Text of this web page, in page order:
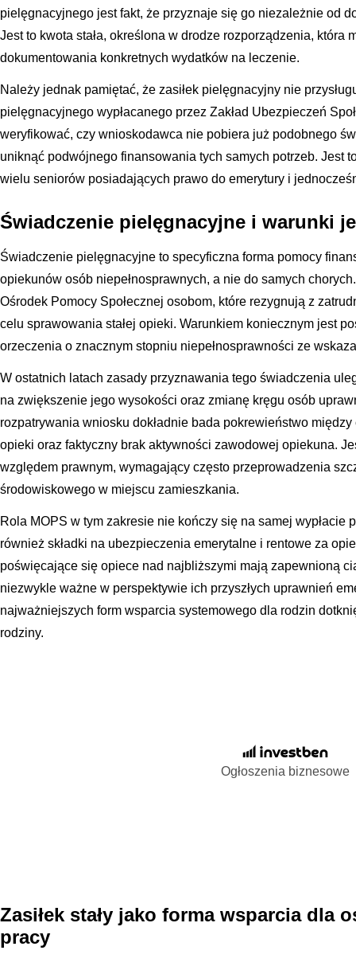
pielęgnacyjnego jest fakt, że przyznaje się go niezależnie od
Jest to kwota stała, określona w drodze rozporządzenia, która
dokumentowania konkretnych wydatków na leczenie.
Należy jednak pamiętać, że zasiłek pielęgnacyjny nie
pielęgnacyjnego wypłacanego przez Zakład Ubezpieczeń
weryfikować, czy wnioskodawca nie pobiera już podobnego
uniknąć podwójnego finansowania tych samych potrzeb. Jest
wielu seniorów posiadających prawo do emerytury i
Świadczenie pielęgnacyjne i warunki
Świadczenie pielęgnacyjne to specyficzna forma pomocy
opiekunów osób niepełnosprawnych, a nie do samych
Ośrodek Pomocy Społecznej osobom, które rezygnują z
celu sprawowania stałej opieki. Warunkiem koniecznym jest
orzeczenia o znacznym stopniu niepełnosprawności ze
W ostatnich latach zasady przyznawania tego świadczenia
na zwiększenie jego wysokości oraz zmianę kręgu osób
rozpatrywania wniosku dokładnie bada pokrewieństwo
opieki oraz faktyczny brak aktywności zawodowej opiekuna.
względem prawnym, wymagający często przeprowadzenia
środowiskowego w miejscu zamieszkania.
Rola MOPS w tym zakresie nie kończy się na samej wypłacie
również składki na ubezpieczenia emerytalne i rentowe za
poświęcające się opiece nad najbliższymi mają zapewnioną
niezwykle ważne w perspektywie ich przyszłych uprawnień
najważniejszych form wsparcia systemowego dla rodzin
rodziny.
Ogłoszenia biznesowe
Zasiłek stały jako forma wsparcia dla
pracy